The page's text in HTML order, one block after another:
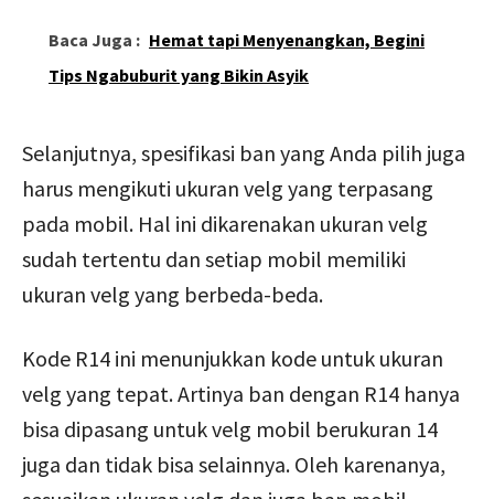
Baca Juga : Hemat tapi Menyenangkan, Begini
Tips Ngabuburit yang Bikin Asyik
Selanjutnya, spesifikasi ban yang Anda pilih juga
harus mengikuti ukuran velg yang terpasang
pada mobil. Hal ini dikarenakan ukuran velg
sudah tertentu dan setiap mobil memiliki
ukuran velg yang berbeda-beda.
Kode R14 ini menunjukkan kode untuk ukuran
velg yang tepat. Artinya ban dengan R14 hanya
bisa dipasang untuk velg mobil berukuran 14
juga dan tidak bisa selainnya. Oleh karenanya,